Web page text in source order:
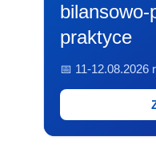
praktyce
📅 11-12.08.2026